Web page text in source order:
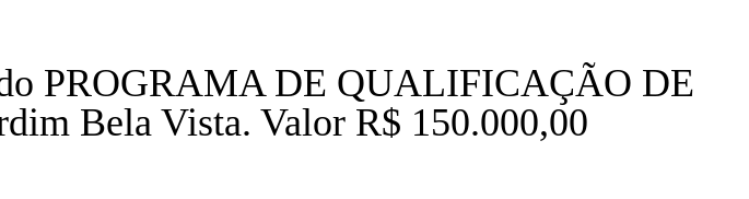
PROGRAMA DE QUALIFICAÇÃO DE
Bela Vista. Valor R$ 150.000,00